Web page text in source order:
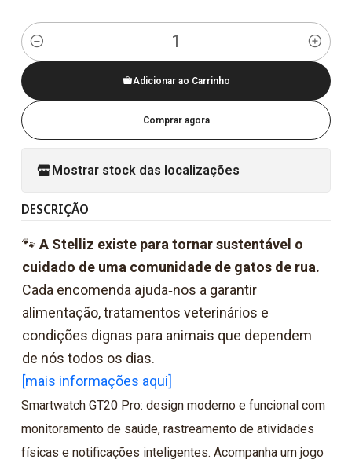
Quantidade
Adicionar ao Carrinho
Comprar agora
Mostrar stock das localizações
DESCRIÇÃO
🐾 A Stelliz existe para tornar sustentável o
cuidado de uma comunidade de gatos de rua.
Cada encomenda ajuda‑nos a garantir
alimentação, tratamentos veterinários e
condições dignas para animais que dependem
de nós todos os dias.
[mais informações aqui]
Smartwatch GT20 Pro: design moderno e funcional com
monitoramento de saúde, rastreamento de atividades
físicas e notificações inteligentes. Acompanha um jogo